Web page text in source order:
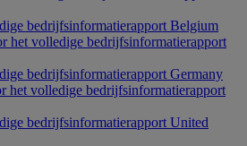
Belgium
Germany
United